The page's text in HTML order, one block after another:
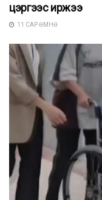
цэргээс иржээ
11 САР ӨМНӨ